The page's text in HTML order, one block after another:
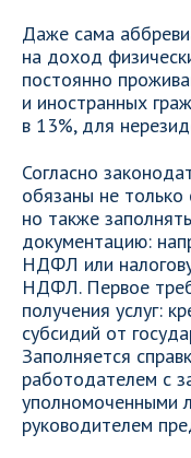
Даже сама
на доход
постоянно
и иностранных
в 13%, для
Согласно
обязаны не только
но также
документацию:
НДФЛ или
НДФЛ. Первое
получения услуг:
субсидий от
Заполняется
работодателем с
уполномоченными
руководителем